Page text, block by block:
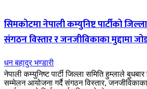
सिमकोटमा नेपाली कम्युनिष्ट पार्टीको
संगठन विस्तार र जनजीविकाका मुद्दामा
धन बहादुर भण्डारी
नेपाली कम्युनिष्ट पार्टी जिल्ला समिति हुम्लाले
सम्मेलन आयोजना गर्दै संगठन विस्तार,